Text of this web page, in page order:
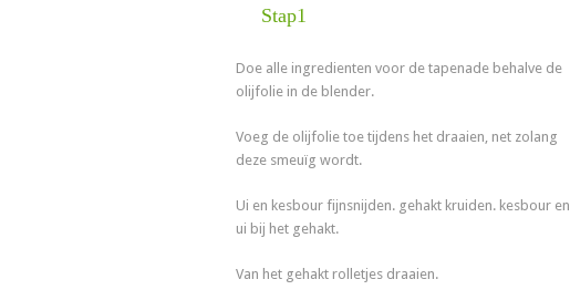
Stap1
Doe alle ingredienten voor de tapenade behalve de
olijfolie in de blender.
Voeg de olijfolie toe tijdens het draaien, net zolang
deze smeuïg wordt.
Ui en kesbour fijnsnijden. gehakt kruiden. kesbour en
ui bij het gehakt.
Van het gehakt rolletjes draaien.